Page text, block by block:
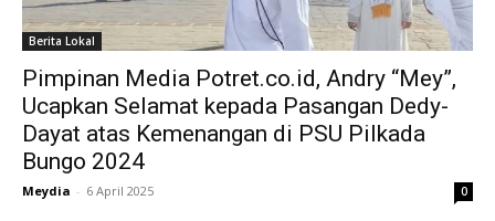
Berita Lokal
Pimpinan Media Potret.co.id, Andry “Mey”,
Ucapkan Selamat kepada Pasangan Dedy-
Dayat atas Kemenangan di PSU Pilkada
Bungo 2024
Meydia - 6 April 2025 0